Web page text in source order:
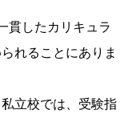
貫したカリキュラ
れることにありま
立校では、受験指